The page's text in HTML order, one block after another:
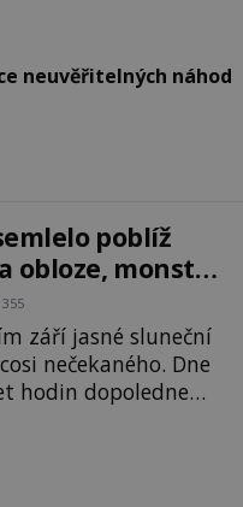
neuvěřitelných náhod
poblíž
obloze, monstra
355
září jasné sluneční
nečekaného. Dne
hodin dopoledne